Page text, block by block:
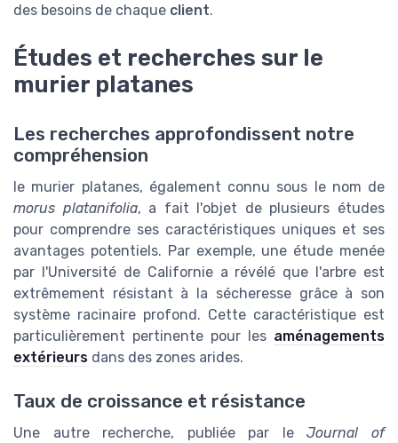
des besoins de chaque client.
Études et recherches sur le
murier platanes
Les recherches approfondissent notre
compréhension
le murier platanes, également connu sous le nom de
morus platanifolia, a fait l'objet de plusieurs études
pour comprendre ses caractéristiques uniques et ses
avantages potentiels. Par exemple, une étude menée
par l'Université de Californie a révélé que l'arbre est
extrêmement résistant à la sécheresse grâce à son
système racinaire profond. Cette caractéristique est
particulièrement pertinente pour les aménagements
extérieurs dans des zones arides.
Taux de croissance et résistance
Une autre recherche, publiée par leJournal of